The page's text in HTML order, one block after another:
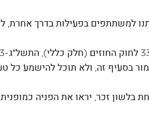
זה, ולא תוכל להישמע כל